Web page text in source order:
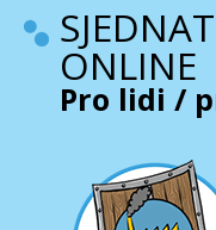
ONLINE
Pro lidi /